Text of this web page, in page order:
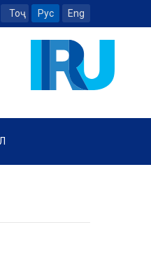
Тоҷ Рус Eng